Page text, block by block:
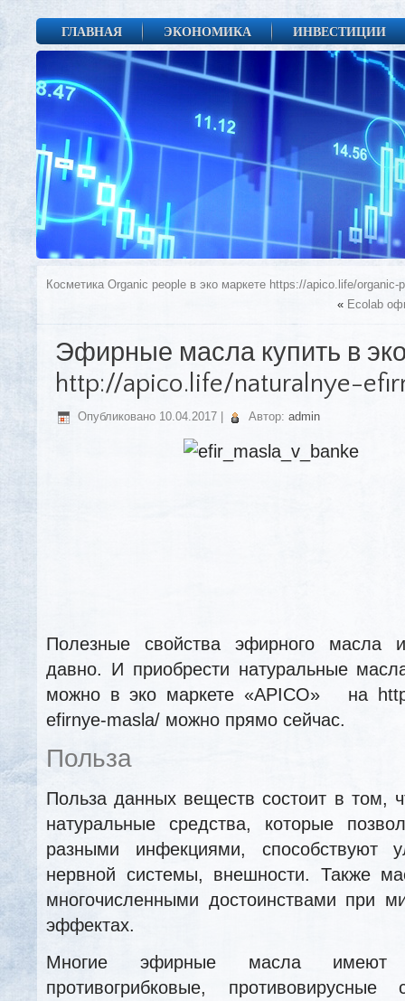
ГЛАВНАЯ ЭКОНОМИКА ИНВЕСТИЦИИ
Косметика Organic people в эко маркете https://apico.life/organic-
« Еcolab
Эфирные масла купить в
http://apico.life/naturalnye-
Опубликовано 10.04.2017 Автор: admin
Полезные свойства эфирного масла
давно. И приобрести натуральные
можно в эко маркете «APICO» на
efirnye-masla/ можно прямо сейчас.
Польза
Польза данных веществ состоит в том,
натуральные средства, которые
разными инфекциями, способствуют
нервной системы, внешности. Также
многочисленными достоинствами при
эффектах.
Многие эфирные масла имеют
противогрибковые, противовирусные